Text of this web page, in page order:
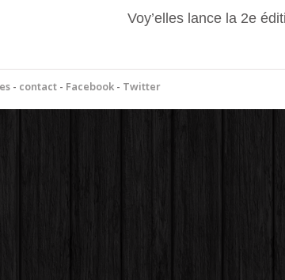
Voy’elles lance la 2e
- contact- Facebook- Twitter